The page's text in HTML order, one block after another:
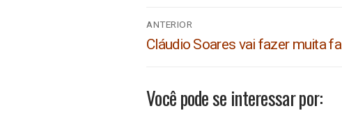
Navegação
de
ANTERIOR
Post
Cláudio Soares vai fazer muita
Você pode se interessar por: